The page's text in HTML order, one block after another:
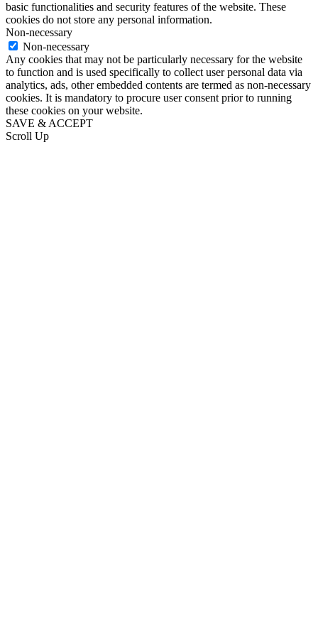
basic functionalities and security features of the website. These
cookies do not store any personal information.
Non-necessary
Non-necessary
Any cookies that may not be particularly necessary for the website
to function and is used specifically to collect user personal data via
analytics, ads, other embedded contents are termed as non-necessary
cookies. It is mandatory to procure user consent prior to running
these cookies on your website.
SAVE & ACCEPT
Scroll Up